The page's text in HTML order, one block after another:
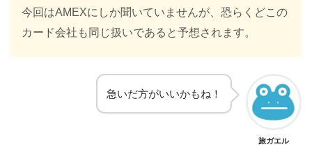
今回はAMEXにしか聞いていませんが、恐らくどこの
カード会社も同じ扱いであると予想されます。
急いだ方がいいかもね！
旅ガエル